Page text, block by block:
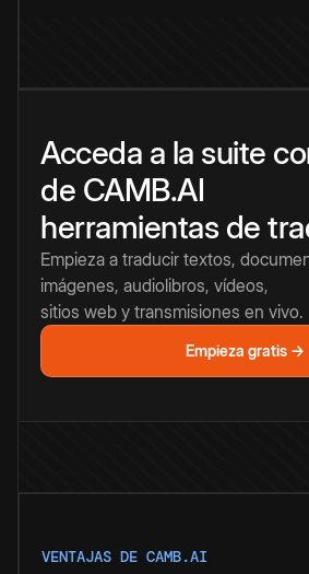
Acceda a la suite
de CAMB.AI
herramientas de
Empieza a traducir textos,
imágenes, audiolibros, vídeos,
sitios web y transmisiones en vivo.
Empieza gratis →
VENTAJAS DE CAMB.AI